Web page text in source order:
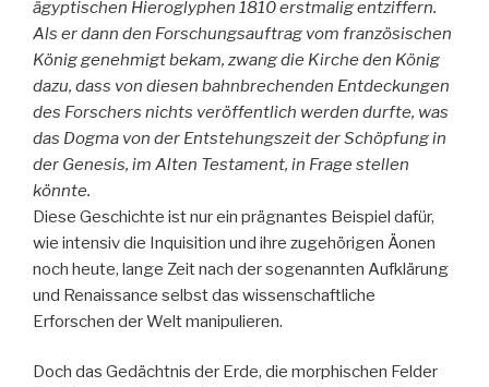
ägyptischen Hieroglyphen 1810 erstmalig entziffern.
Als er dann den Forschungsauftrag vom französischen
König genehmigt bekam, zwang die Kirche den König
dazu, dass von diesen bahnbrechenden Entdeckungen
des Forschers nichts veröffentlich werden durfte, was
das Dogma von der Entstehungszeit der Schöpfung in
der Genesis, im Alten Testament, in Frage stellen
könnte.
Diese Geschichte ist nur ein prägnantes Beispiel dafür,
wie intensiv die Inquisition und ihre zugehörigen Äonen
noch heute, lange Zeit nach der sogenannten Aufklärung
und Renaissance selbst das wissenschaftliche
Erforschen der Welt manipulieren.
Doch das Gedächtnis der Erde, die morphischen Felder